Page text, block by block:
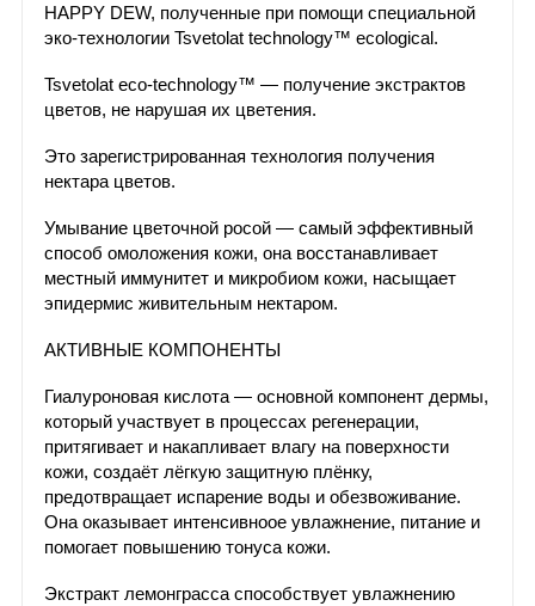
HAPPY DEW, полученные при помощи специальной
эко-технологии Tsvetolat technology™ ecological.
Tsvetolat eco-technology™ — получение экстрактов
цветов, не нарушая их цветения.
Это зарегистрированная технология получения
нектара цветов.
Умывание цветочной росой — самый эффективный
способ омоложения кожи, она восстанавливает
местный иммунитет и микробиом кожи, насыщает
эпидермис живительным нектаром.
АКТИВНЫЕ КОМПОНЕНТЫ
Гиалуроновая кислота — основной компонент дермы,
который участвует в процессах регенерации,
притягивает и накапливает влагу на поверхности
кожи, создаёт лёгкую защитную плёнку,
предотвращает испарение воды и обезвоживание.
Она оказывает интенсивноое увлажнение, питание и
помогает повышению тонуса кожи.
Экстракт лемонграсса способствует увлажнению